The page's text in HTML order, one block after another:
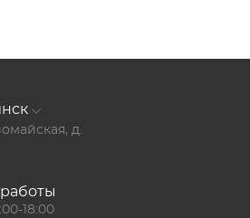
д.
18:00